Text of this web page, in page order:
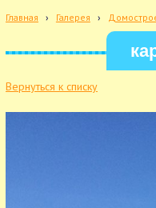
Главная › Галерея ›
Вернуться к списку